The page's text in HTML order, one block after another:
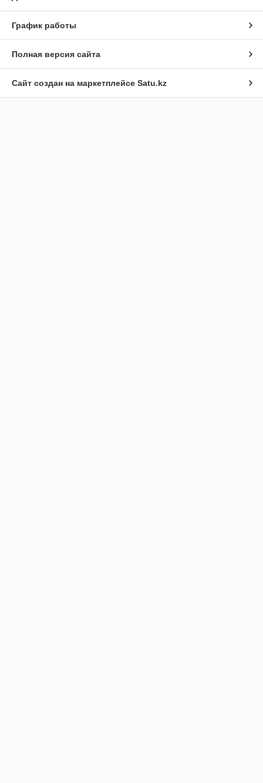
График работы
Полная версия сайта
Сайт создан на маркетплейсе Satu.kz